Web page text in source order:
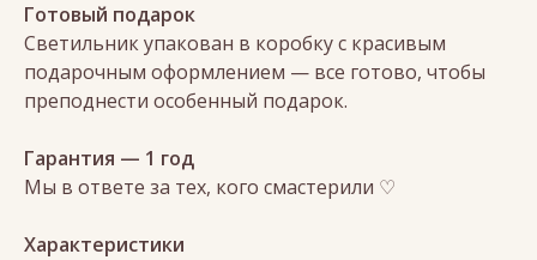
Готовый подарок
Светильник упакован в коробку с красивым
подарочным оформлением — все готово, чтобы
преподнести особенный подарок.
Гарантия — 1 год
Мы в ответе за тех, кого смастерили ♡
Характеристики